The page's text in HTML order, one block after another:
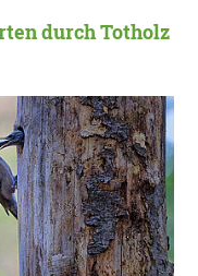
durch Totholz